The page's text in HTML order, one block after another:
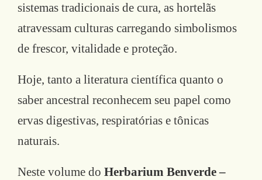
sistemas tradicionais de cura, as hortelãs
atravessam culturas carregando simbolismos
de frescor, vitalidade e proteção.
Hoje, tanto a literatura científica quanto o
saber ancestral reconhecem seu papel como
ervas digestivas, respiratórias e tônicas
naturais.
Neste volume do Herbarium Benverde –